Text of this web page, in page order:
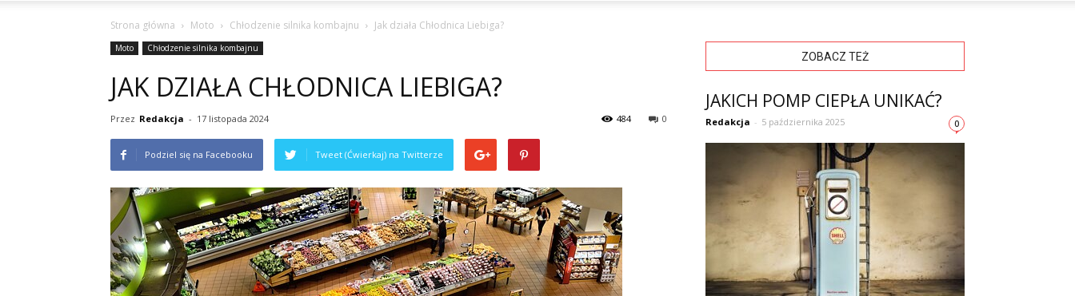
Strona główna Moto Chłodzenie silnika kombajnu Jak działa Chłodnica Liebiga?
Moto Chłodzenie silnika kombajnu
JAK DZIAŁA CHŁODNICA LIEBIGA?
Przez Redakcja - 17 listopada 2024 0
484
Podziel się na Facebooku Tweet (Ćwierkaj) na Twitterze
ZOBACZ TEŻ
JAKICH POMP CIEPŁA UNIKAĆ?
Redakcja - 5 października 2025 0